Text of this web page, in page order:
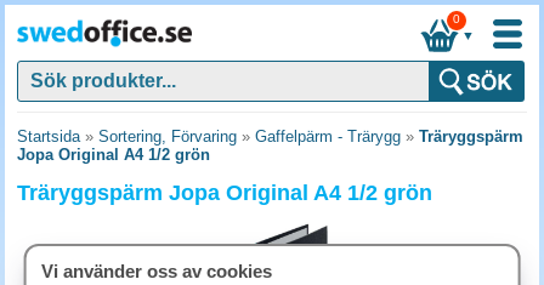
▼
0
Startsida» Sortering, Förvaring » Gaffelpärm - Trärygg » Träryggspärm
Jopa Original A4 1/2 grön
Träryggspärm Jopa Original A4 1/2 grön
Vi använder oss av cookies